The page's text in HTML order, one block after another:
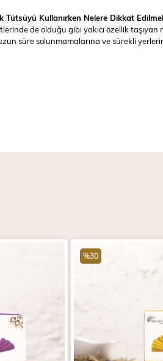
Tütsüyü Kullanırken Nelere Dikkat
de olduğu gibi yakıcı özellik
süre solunmamalarına ve sürekli
%30